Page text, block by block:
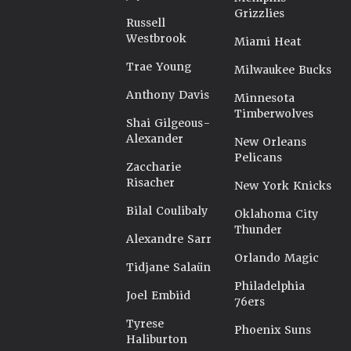
Russell
Westbrook
Trae Young
Anthony Davis
Shai Gilgeous-
Alexander
Zaccharie
Risacher
Bilal Coulibaly
Alexandre Sarr
Tidjane Salaün
Joel Embiid
Tyrese
Haliburton
Grizzlies
Miami Heat
Milwaukee Bucks
Minnesota
Timberwolves
New Orleans
Pelicans
New York Knicks
Oklahoma City
Thunder
Orlando Magic
Philadelphia
76ers
Phoenix Suns